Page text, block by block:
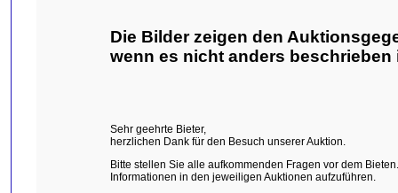
Die Bilder zeigen den
wenn es nicht anders beschrieben
Sehr geehrte Bieter,
herzlichen Dank für den Besuch unserer Auktion.
Bitte stellen Sie alle aufkommenden Fragen vor dem
Informationen in den jeweiligen Auktionen aufzuführen.